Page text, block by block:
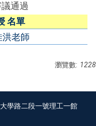
通過
名單
洪老師
瀏覽數: 1228
學路二段一號理工一館